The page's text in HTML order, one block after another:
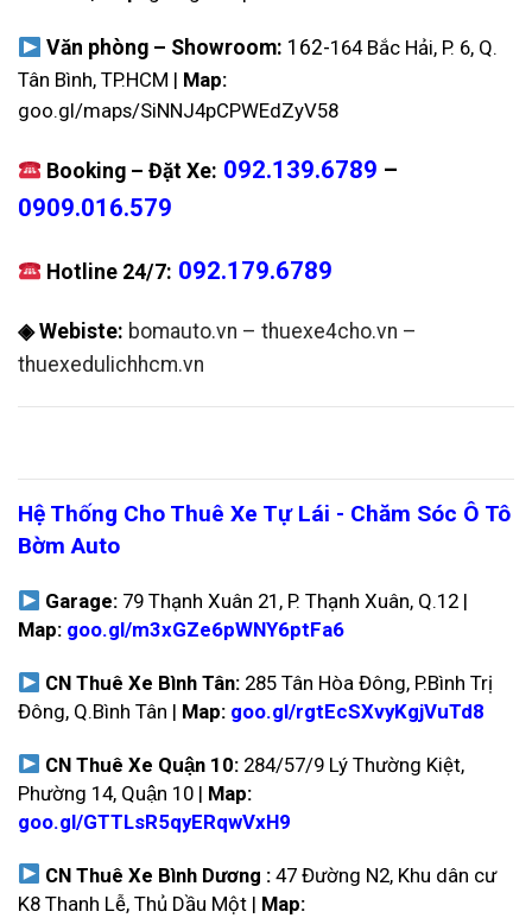
Văn phòng – Showroom: 162-164 Bắc Hải, P. 6, Q.
Tân Bình, TP.HCM | Map:
goo.gl/maps/SiNNJ4pCPWEdZyV58
Booking – Đặt Xe: 092.139.6789 –
0909.016.579
Hotline 24/7: 092.179.6789
◈ Webiste: bomauto.vn – thuexe4cho.vn –
thuexedulichhcm.vn
Hệ Thống Cho Thuê Xe Tự Lái - Chăm Sóc Ô Tô
Bờm Auto
Garage: 79 Thạnh Xuân 21, P. Thạnh Xuân, Q.12 |
Map: goo.gl/m3xGZe6pWNY6ptFa6
CN Thuê Xe Bình Tân: 285 Tân Hòa Đông, P.Bình Trị
Đông, Q.Bình Tân | Map: goo.gl/rgtEcSXvyKgjVuTd8
CN Thuê Xe Quận 10: 284/57/9 Lý Thường Kiệt,
Phường 14, Quận 10 | Map:
goo.gl/GTTLsR5qyERqwVxH9
CN Thuê Xe Bình Dương :47 Đường N2, Khu dân cư
K8 Thanh Lễ, Thủ Dầu Một | Map: